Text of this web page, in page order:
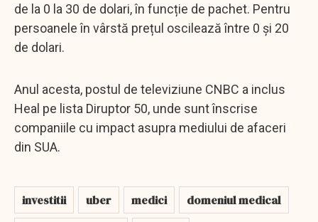
de la 0 la 30 de dolari, în funcție de pachet. Pentru
persoanele în vârstă prețul oscilează între 0 și 20
de dolari.
Anul acesta, postul de televiziune CNBC a inclus
Heal pe lista Diruptor 50, unde sunt înscrise
companiile cu impact asupra mediului de afaceri
din SUA.
investitii uber medici
domeniul medical